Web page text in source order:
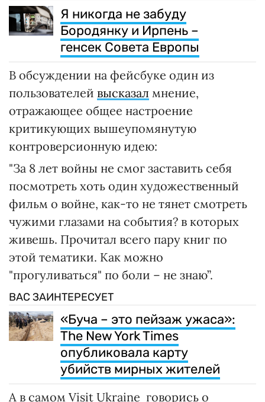
Я никогда не забуду
Бородянку и Ирпень –
генсек Совета Европы
В обсуждении на фейсбуке один из
пользователей высказал мнение,
отражающее общее настроение
критикующих вышеупомянутую
контроверсионную идею:
"За 8 лет войны не смог заставить себя
посмотреть хоть один художественный
фильм о войне, как-то не тянет смотреть
чужими глазами на события? в которых
живешь. Прочитал всего пару книг по
этой тематики. Как можно
"прогуливаться" по боли – не знаю”.
ВАС ЗАИНТЕРЕСУЕТ
«Буча – это пейзаж ужаса»:
The New York Times
опубликовала карту
убийств мирных жителей
А в самом Visit Ukraine говорись о